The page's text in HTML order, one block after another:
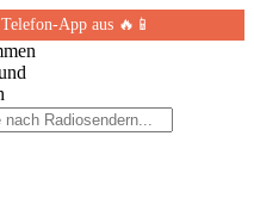
App aus 🔥📱